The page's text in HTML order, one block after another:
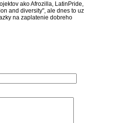
ako Afrozilla, LatinPride,
and diversity", ale dnes to uz
na zaplatenie dobreho